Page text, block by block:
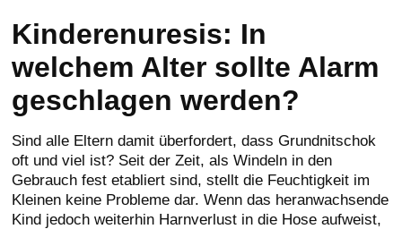
Kinderenuresis: In
welchem Alter sollte Alarm
geschlagen werden?
Sind alle Eltern damit überfordert, dass Grundnitschok
oft und viel ist? Seit der Zeit, als Windeln in den
Gebrauch fest etabliert sind, stellt die Feuchtigkeit im
Kleinen keine Probleme dar. Wenn das heranwachsende
Kind jedoch weiterhin Harnverlust in die Hose aufweist,